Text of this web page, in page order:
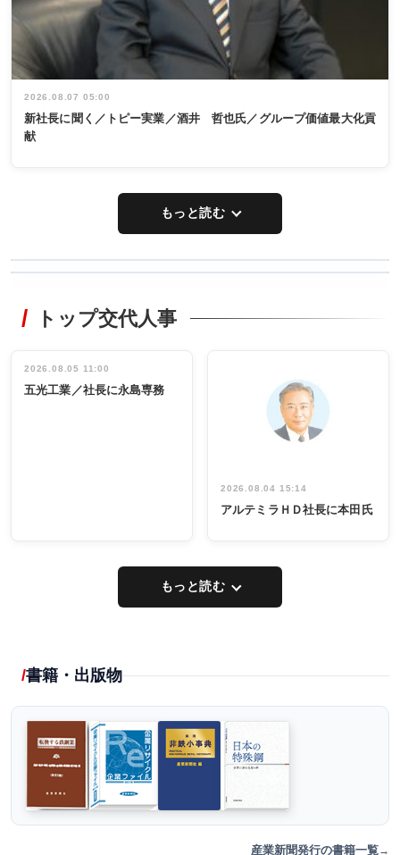
2026.08.07 05:00
新社長に聞く／トピー実業／酒井 哲也氏／グループ価値最大化貢
献
もっと読む
非鉄業界で
インタビュ
ー／社内ア
タックトレー
祝う 業界関
係者ら220人
出席
トップ交代人事
2026.08.05 11:00
五光工業／社長に永島専務
2026.08.04 15:14
アルテミラＨＤ社長に本田氏
もっと読む
書籍・出版物
産業新聞発行の書籍一覧